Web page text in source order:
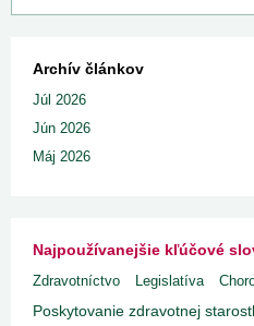
Archív článkov
Júl 2026
Jún 2026
Máj 2026
Najpoužívanejšie kľúčové
Zdravotníctvo Legislatíva
Poskytovanie zdravotnej